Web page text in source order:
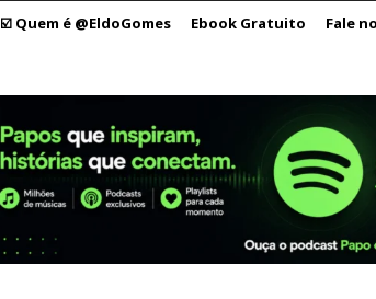
☑️ Quem é @EldoGomes Ebook Gratuito Fale